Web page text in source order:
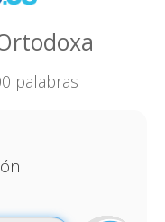
palabras